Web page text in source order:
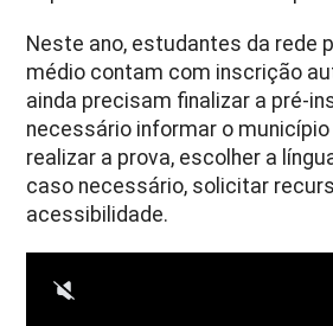
Neste ano, estudantes da rede
médio contam com inscrição
ainda precisam finalizar a pré-
necessário informar o
realizar a prova, escolher a
caso necessário, solicitar
acessibilidade.